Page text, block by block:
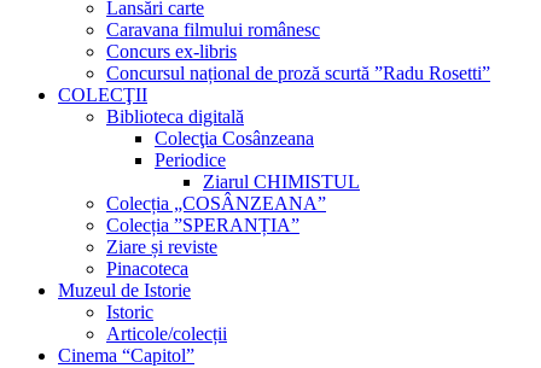
Lansări carte
Caravana filmului românesc
Concurs ex-libris
Concursul național de proză scurtă ”Radu Rosetti”
COLECŢII
Biblioteca digitală
Colecţia Cosânzeana
Periodice
Ziarul CHIMISTUL
Colecția „COSÂNZEANA”
Colecția ”SPERANȚIA”
Ziare și reviste
Pinacoteca
Muzeul de Istorie
Istoric
Articole/colecții
Cinema “Capitol”